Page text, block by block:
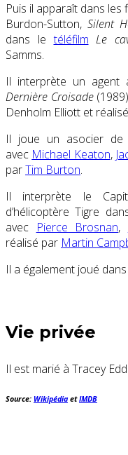
Puis il apparaît dans les
Burdon-Sutton, Silent
dans letéléfilm Le
Samms.
Il interprète un agent
Dernière Croisade
Denholm Elliott et
Il joue un asocier de
avec Michael Keaton,
parTim Burton.
Il interprète le
d’hélicoptère Tigre
avec Pierce Brosnan,
réalisé par Martin
Il a également joué
Vie privée
Il est marié à Tracey
Source: Wikipédia etIMDB